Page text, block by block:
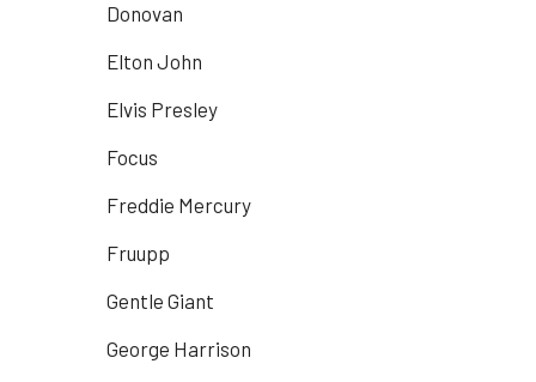
Donovan
Elton John
Elvis Presley
Focus
Freddie Mercury
Fruupp
Gentle Giant
George Harrison